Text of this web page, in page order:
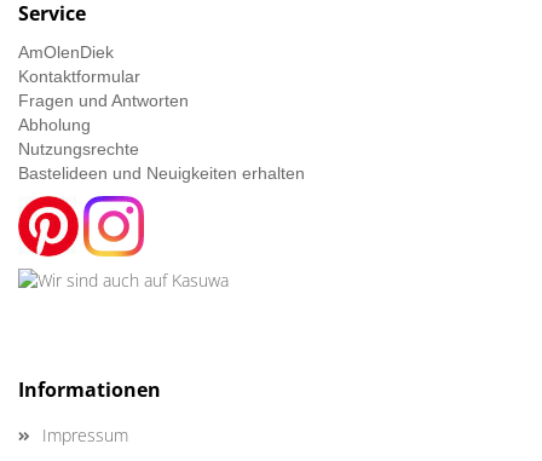
Service
AmOlenDiek
Kontaktformular
Fragen und Antworten
Abholung
Nutzungsrechte
Bastelideen und Neuigkeiten erhalten
Informationen
Impressum